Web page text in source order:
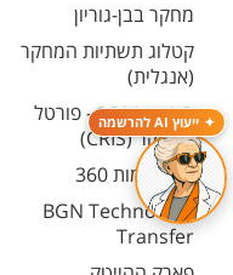
ייעוץ AI להרשמה
מחקר בבן-גוריון
קטלוג תשתיות המחקר
(אנגלית)
חיפוש מנחה - פורטל
המחקר (CRIS)
מרכז יזמות 360
BGN Technology
Transfer